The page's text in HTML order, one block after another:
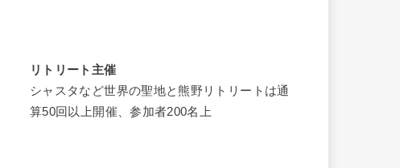
リトリート主催
シャスタなど世界の聖地と熊野リトリートは通
算50回以上開催、参加者200名上